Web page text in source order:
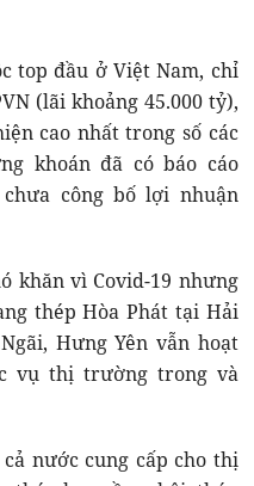
top đầu ở Việt Nam, chỉ
(lãi khoảng 45.000 tỷ),
cao nhất trong số các
khoán đã có báo cáo
chưa công bố lợi nhuận
khăn vì Covid-19 nhưng
thép Hòa Phát tại Hải
Hưng Yên vẫn hoạt
vụ thị trường trong và
nước cung cấp cho thị